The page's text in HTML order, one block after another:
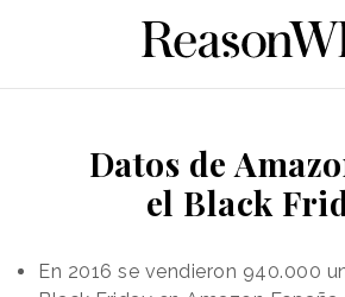
Datos de
el Black
En 2016 se vendieron 940.000